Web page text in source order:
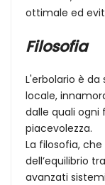
ottimale ed
Filosofia
L'erbolario è
locale,
dalle quali
piacevolezza.
La filosofia,
dell’equilibrio
avanzati